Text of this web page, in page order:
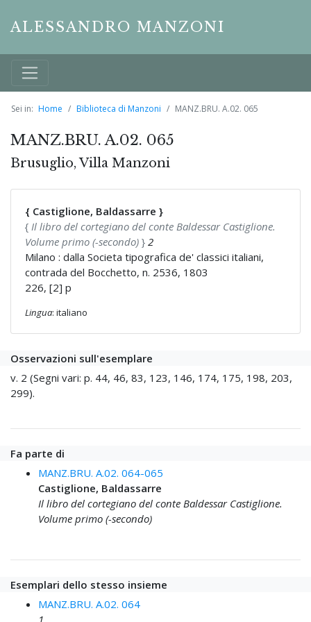
ALESSANDRO MANZONI
Sei in: Home Biblioteca di Manzoni MANZ.BRU. A.02. 065
MANZ.BRU. A.02. 065
Brusuglio, Villa Manzoni
{ Castiglione, Baldassarre }
{ Il libro del cortegiano del conte Baldessar Castiglione.
Volume primo (-secondo) } 2
Milano : dalla Societa tipografica de' classici italiani,
contrada del Bocchetto, n. 2536, 1803
226, [2] p
Lingua: italiano
Osservazioni sull'esemplare
v. 2 (Segni vari: p. 44, 46, 83, 123, 146, 174, 175, 198, 203,
299).
Fa parte di
MANZ.BRU. A.02. 064-065
Castiglione, Baldassarre
Il libro del cortegiano del conte Baldessar Castiglione.
Volume primo (-secondo)
Esemplari dello stesso insieme
MANZ.BRU. A.02. 064